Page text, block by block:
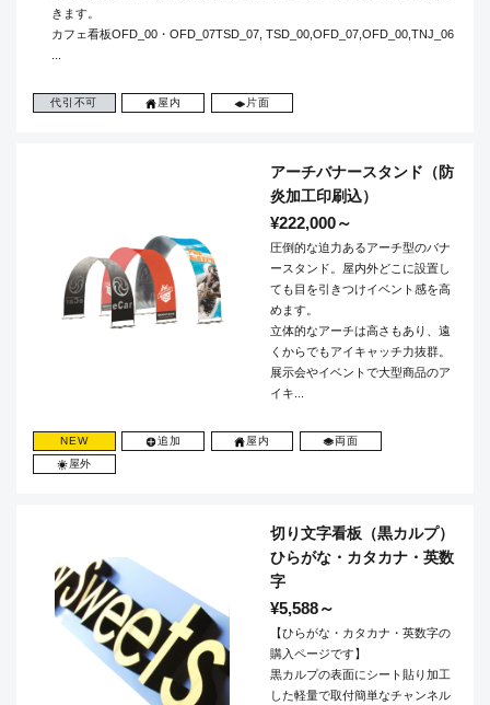
きます。
カフェ看板OFD_00・OFD_07TSD_07, TSD_00,OFD_07,OFD_00,TNJ_06
代引不可 屋内 片面
アーチバナースタンド（防
炎加工印刷込）
¥222,000～
圧倒的な迫力あるアーチ型のバナ
ースタンド。屋内外どこに設置し
ても目を引きつけイベント感を高
めます。
立体的なアーチは高さもあり、遠
くからでもアイキャッチ力抜群。
展示会やイベントで大型商品のア
イキ...
NEW 追加 屋内
両面
屋外
切り文字看板（黒カルプ）
ひらがな・カタカナ・英数
字
¥5,588～
【ひらがな・カタカナ・英数字の
購入ページです】
黒カルプの表面にシート貼り加工
した軽量で取付簡単なチャンネル